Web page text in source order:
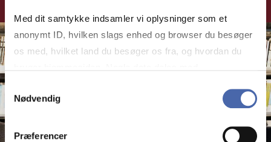
Med dit samtykke indsamler vi oplysninger som et
anonymt ID, hvilken slags enhed og browser du besøger
os med, hvilket land du besøger os fra, og hvordan du
markedsføring. Du bestemmer selv - og kan altid trække
Samtykkevalg
Nødvendig
Præferencer